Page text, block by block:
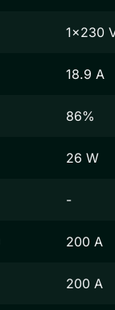
1x230
18.9 A
86%
26 W
-
200 A
200 A